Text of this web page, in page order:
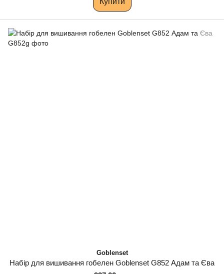
Goblenset
Набір для вишивання гобелен Goblenset G852 Адам та Єва